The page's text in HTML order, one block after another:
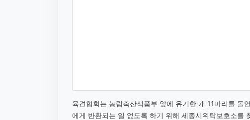
육견협회는 농림축산식품부 앞에 유기한 개 11마리를
에게 반환되는 일 없도록 하기 위해 세종시위탁보호소를